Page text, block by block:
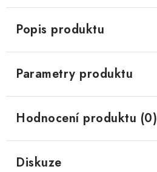
Popis produktu
Parametry produktu
Hodnocení produktu (0)
Diskuze